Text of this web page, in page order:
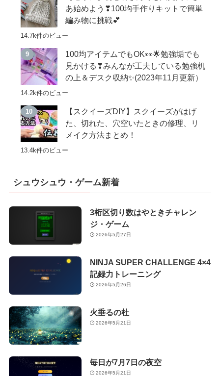
あ始めよう❣100均手作りキットで簡単
編み物に挑戦💕
14.7k件のビュー
100均アイテムでもOK👀🌟勉強垢でも
見かける❣みんなが工夫している勉強机
の上＆デスク収納✨(2023年11月更新）
14.2k件のビュー
【スクイーズDIY】スクイーズがはげ
た、切れた、穴空いたときの修理、リ
メイク方法まとめ！
13.4k件のビュー
シュウシュウ・ゲーム新着
3桁区切り数はやときチャレン
ジ・ゲーム
2026年5月27日
NINJA SUPER CHALLENGE 4×4
記録力トレーニング
2026年5月26日
火垂るの杜
2026年5月21日
毎日が7月7日の夜空
2026年5月21日